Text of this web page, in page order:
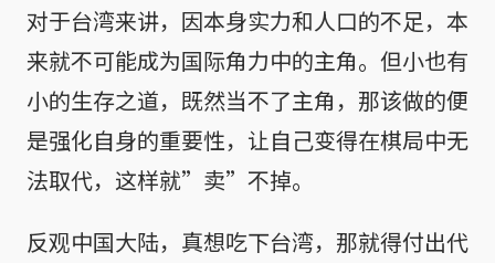
对于台湾来讲，因本身实力和人口的不足，本
来就不可能成为国际角力中的主角。但小也有
小的生存之道，既然当不了主角，那该做的便
是强化自身的重要性，让自己变得在棋局中无
法取代，这样就”卖”不掉。
反观中国大陆，真想吃下台湾，那就得付出代